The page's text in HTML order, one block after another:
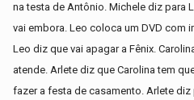
na testa de Antônio. Michele diz para
vai embora. Leo coloca um DVD com
Leo diz que vai apagar a Fênix.
atende. Arlete diz que Carolina tem
fazer a festa de casamento. Arlete